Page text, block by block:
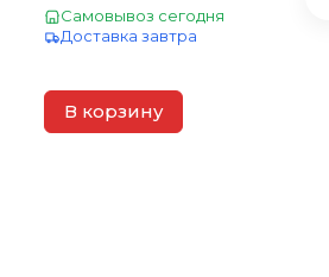
Самовывоз сегодня
Доставка завтра
В корзину